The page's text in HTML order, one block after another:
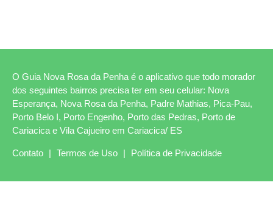
O Guia Nova Rosa da Penha é o aplicativo que todo morador
dos seguintes bairros precisa ter em seu celular: Nova
Esperança, Nova Rosa da Penha, Padre Mathias, Pica-Pau,
Porto Belo I, Porto Engenho, Porto das Pedras, Porto de
Cariacica e Vila Cajueiro em Cariacica/ ES
Contato | Termos de Uso | Política de Privacidade